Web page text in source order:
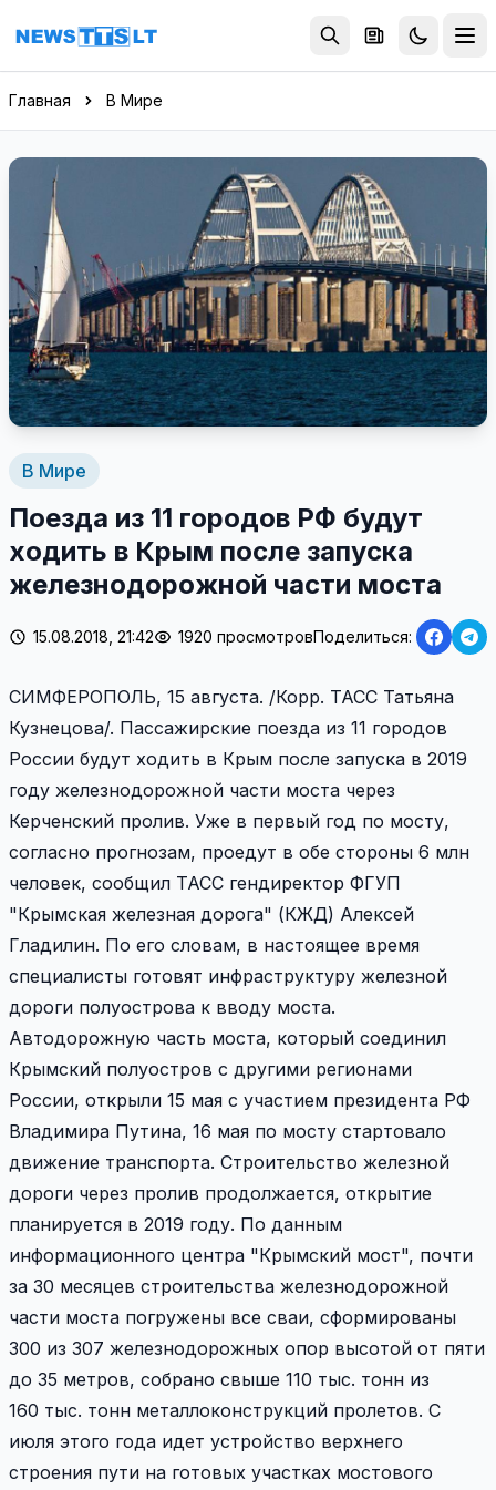
Перейти к содержимому
Главная В Мире
В Мире
Поезда из 11 городов РФ будут
ходить в Крым после запуска
железнодорожной части моста
15.08.2018, 21:42 1920 просмотровПоделиться:
СИМФЕРОПОЛЬ, 15 августа. /Корр. ТАСС Татьяна
Кузнецова/. Пассажирские поезда из 11 городов
России будут ходить в Крым после запуска в 2019
году железнодорожной части моста через
Керченский пролив. Уже в первый год по мосту,
согласно прогнозам, проедут в обе стороны 6 млн
человек, сообщил ТАСС гендиректор ФГУП
"Крымская железная дорога" (КЖД) Алексей
Гладилин. По его словам, в настоящее время
специалисты готовят инфраструктуру железной
дороги полуострова к вводу моста.
Автодорожную часть моста, который соединил
Крымский полуостров с другими регионами
России, открыли 15 мая с участием президента РФ
Владимира Путина, 16 мая по мосту стартовало
движение транспорта. Строительство железной
дороги через пролив продолжается, открытие
планируется в 2019 году. По данным
информационного центра "Крымский мост", почти
за 30 месяцев строительства железнодорожной
части моста погружены все сваи, сформированы
300 из 307 железнодорожных опор высотой от пяти
до 35 метров, собрано свыше 110 тыс. тонн из
160 тыс. тонн металлоконструкций пролетов. С
июля этого года идет устройство верхнего
строения пути на готовых участках мостового